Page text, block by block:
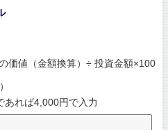
価値（金額換算）÷ 投資金額×100
あれば4,000円で入力